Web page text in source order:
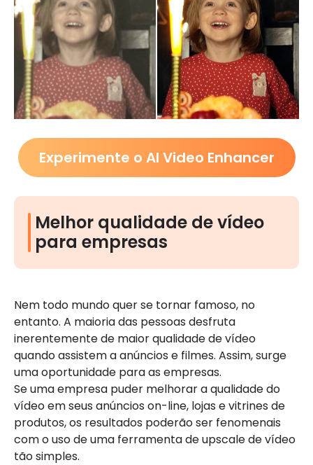
Experimente o AI Video Enhancer
Melhor qualidade de vídeo
para empresas
Nem todo mundo quer se tornar famoso, no
entanto. A maioria das pessoas desfruta
inerentemente de maior qualidade de vídeo
quando assistem a anúncios e filmes. Assim, surge
uma oportunidade para as empresas.
Se uma empresa puder melhorar a qualidade do
vídeo em seus anúncios on-line, lojas e vitrines de
produtos, os resultados poderão ser fenomenais
com o uso de uma ferramenta de upscale de vídeo
tão simples.